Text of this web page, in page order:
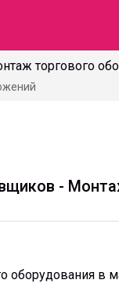
торгового
-
оборудования в